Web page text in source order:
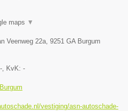
maps ▼
Veenweg 22a 9251 GA Burgum
- , KvK: -
vestiging/asn-autoschade-